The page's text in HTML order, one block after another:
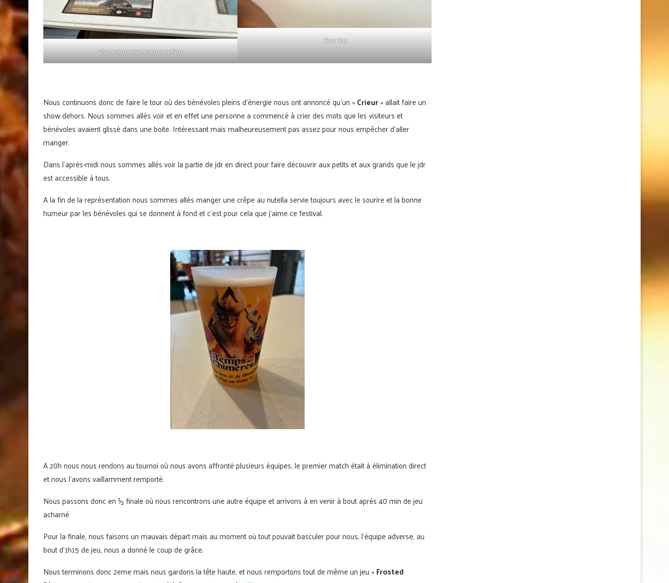
Dune Imperium Insurrection
First Rat
Nous continuons donc de faire le tour où des bénévoles pleins d’énergie nous ont annoncé qu’un «Crieur» allait faire un
show dehors. Nous sommes allés voir et en effet une personne a commencé à crier des mots que les visiteurs et
bénévoles avaient glissé dans une boite. Intéressant mais malheureusement pas assez pour nous empêcher d’aller
manger.
Dans l’après-midi nous sommes allés voir la partie de jdr en direct pour faire découvrir aux petits et aux grands que le jdr
est accessible à tous.
A la fin de la représentation nous sommes allés manger une crêpe au nutella servie toujours avec le sourire et la bonne
humeur par les bénévoles qui se donnent à fond et c’est pour cela que j’aime ce festival.
A 20h nous nous rendons au tournoi où nous avons affronté plusieurs équipes, le premier match était à élimination direct
et nous l’avons vaillamment remporté.
Nous passons donc en ½ finale où nous rencontrons une autre équipe et arrivons à en venir à bout après 40 min de jeu
acharné
Pour la finale, nous faisons un mauvais départ mais au moment où tout pouvait basculer pour nous, l’équipe adverse, au
bout d’1h15 de jeu, nous a donné le coup de grâce.
Nous terminons donc 2eme mais nous gardons la tête haute, et nous remportons tout de même un jeu «Frosted